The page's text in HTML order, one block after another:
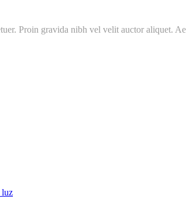
Proin gravida nibh vel velit auctor aliquet.